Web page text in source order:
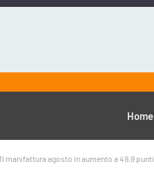
Home
manifattura agosto in aumento a 49,9 punti